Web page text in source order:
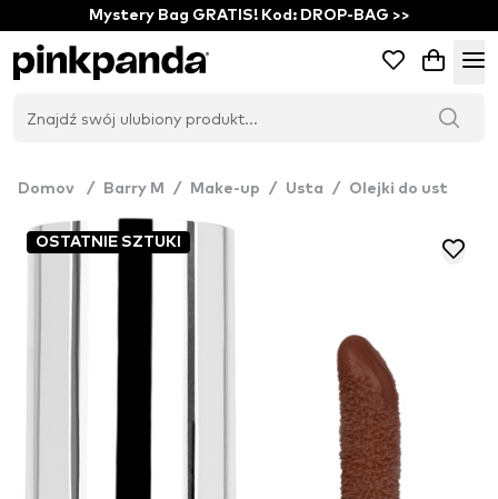
Mystery Bag GRATIS! Kod: DROP-BAG >>
Domov / Barry M / Make-up / Usta / Olejki do ust
OSTATNIE SZTUKI